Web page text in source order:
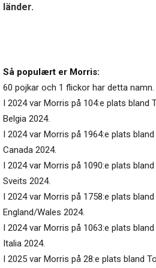
länder.
Så populært er Morris:
60 pojkar och 1 flickor har detta namn.
I 2024 var Morris på 104:e plats bland
Belgia 2024.
I 2024 var Morris på 1964:e plats
Canada 2024.
I 2024 var Morris på 1090:e plats
Sveits 2024.
I 2024 var Morris på 1758:e plats
England/Wales 2024.
I 2024 var Morris på 1063:e plats
Italia 2024.
I 2025 var Morris på 28:e plats bland